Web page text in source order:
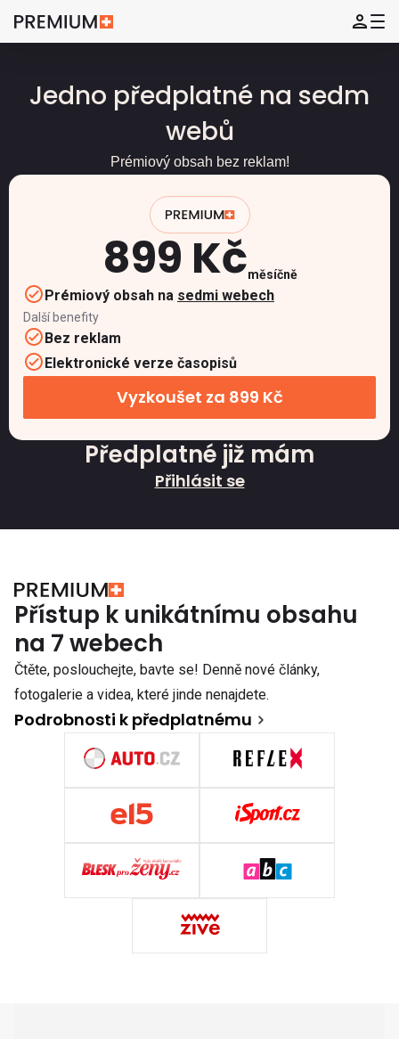
Jedno předplatné na sedm
webů
Prémiový obsah bez reklam!
899 Kčměsíčně
Prémiový obsah na sedmi webech
Další benefity
Bez reklam
Elektronické verze časopisů
Vyzkoušet za 899 Kč
Předplatné již mám
Přihlásit se
Přístup k unikátnímu obsahu
na 7 webech
Čtěte, poslouchejte, bavte se! Denně nové články,
fotogalerie a videa, které jinde nenajdete.
Podrobnosti k předplatnému